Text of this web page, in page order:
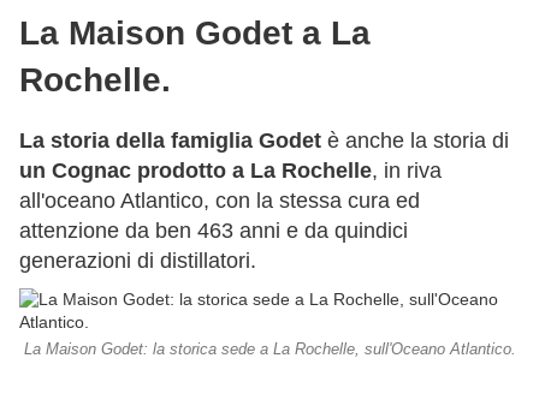
La Maison Godet a La
Rochelle.
La storia della famiglia Godet è anche la storia di
un Cognac prodotto a La Rochelle, in riva
all'oceano Atlantico, con la stessa cura ed
attenzione da ben 463 anni e da quindici
generazioni di distillatori.
La Maison Godet: la storica sede a La Rochelle, sull'Oceano Atlantico.